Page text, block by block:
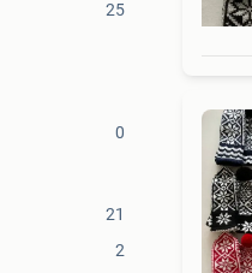
25
0
21
2